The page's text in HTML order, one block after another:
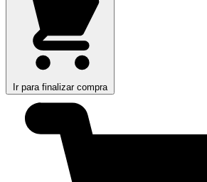
Ir para finalizar compra